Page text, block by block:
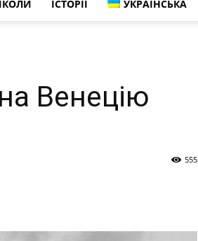
ІСТОРІЇ УКРАЇНСЬКА
Венецію
555